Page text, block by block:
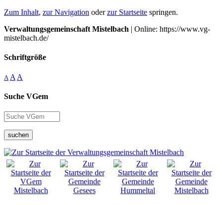
Zum Inhalt, zur Navigation oderzur Startseite springen.
Verwaltungsgemeinschaft Mistelbach | Online: https://www.vg-
mistelbach.de/
Schriftgröße
A A A
Suche VGem
suchen